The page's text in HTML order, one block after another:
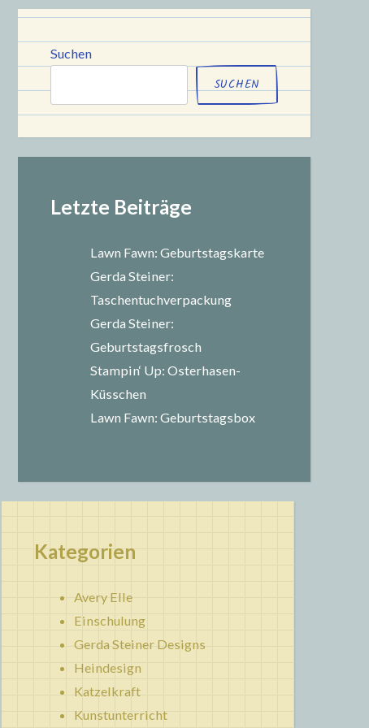
Suchen
SUCHEN
Letzte Beiträge
Lawn Fawn: Geburtstagskarte
Gerda Steiner:
Taschentuchverpackung
Gerda Steiner:
Geburtstagsfrosch
Stampin‘ Up: Osterhasen-
Küsschen
Lawn Fawn: Geburtstagsbox
Kategorien
Avery Elle
Einschulung
Gerda Steiner Designs
Heindesign
Katzelkraft
Kunstunterricht